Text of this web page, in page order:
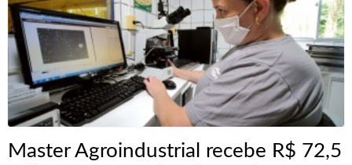
Master Agroindustrial recebe R$ 72,5